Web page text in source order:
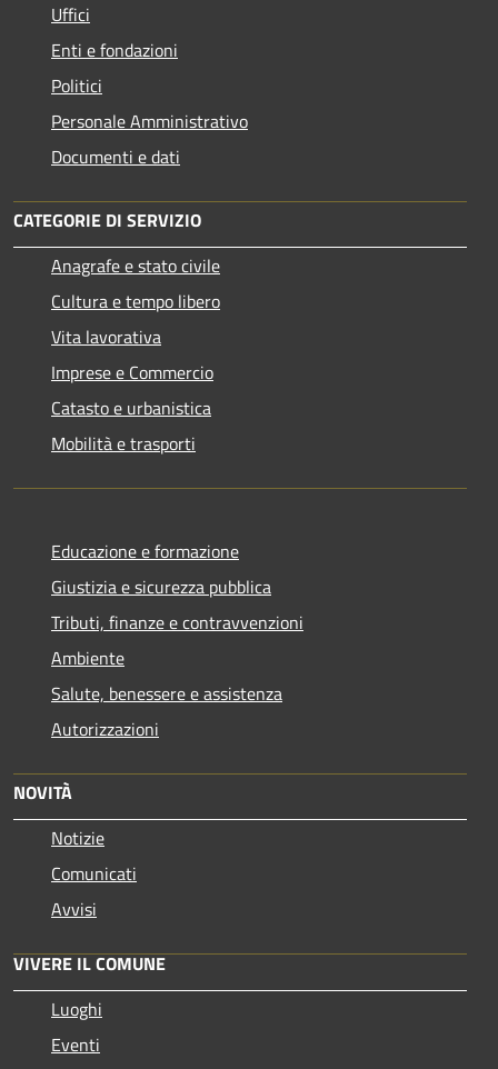
Uffici
Enti e fondazioni
Politici
Personale Amministrativo
Documenti e dati
CATEGORIE DI SERVIZIO
Anagrafe e stato civile
Cultura e tempo libero
Vita lavorativa
Imprese e Commercio
Catasto e urbanistica
Mobilità e trasporti
Educazione e formazione
Giustizia e sicurezza pubblica
Tributi, finanze e contravvenzioni
Ambiente
Salute, benessere e assistenza
Autorizzazioni
NOVITÀ
Notizie
Comunicati
Avvisi
VIVERE IL COMUNE
Luoghi
Eventi